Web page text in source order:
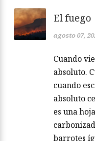
El fuego
agosto 07,
Cuando
absoluto.
cuando
absoluto
es una
barrotes